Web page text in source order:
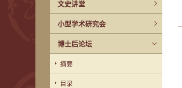
文史讲堂
小型学术研究会
博士后论坛
摘要
目录